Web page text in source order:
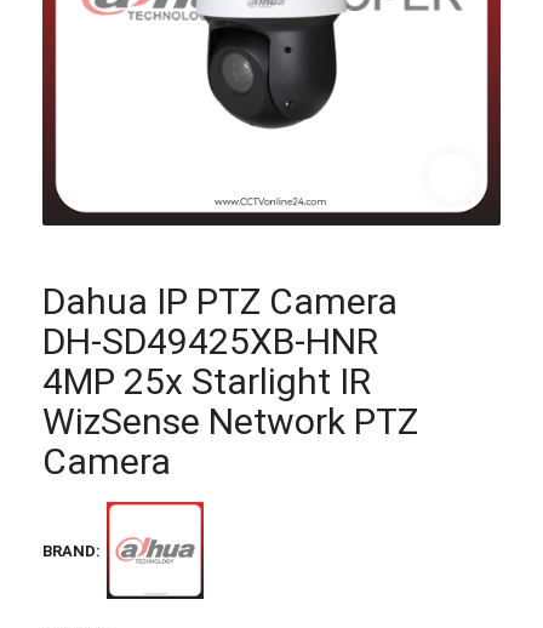
Dahua IP PTZ Camera
DH-SD49425XB-HNR
4MP 25x Starlight IR
WizSense Network PTZ
Camera
BRAND: